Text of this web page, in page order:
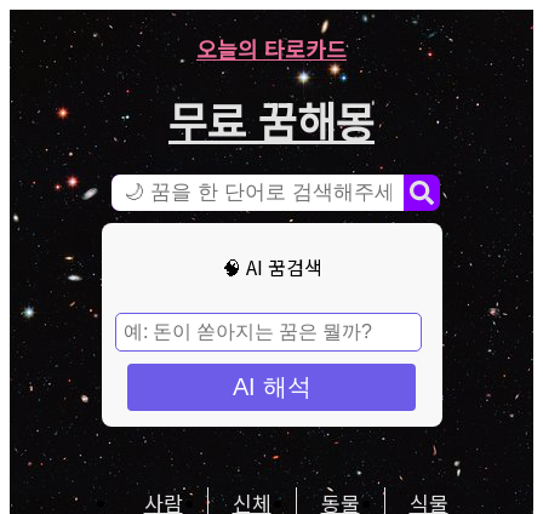
오늘의 타로카드
무료 꿈해몽
🧠 AI 꿈검색
AI 해석
사람 신체 동물 식물